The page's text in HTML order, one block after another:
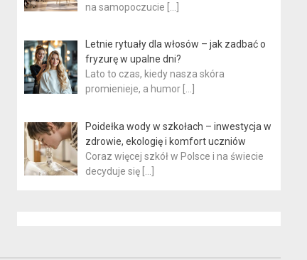
na samopoczucie
Letnie rytuały dla włosów – jak zadbać o
fryzurę w upalne dni?
Lato to czas, kiedy nasza skóra
promienieje, a humor […]
Poidełka wody w szkołach – inwestycja w
zdrowie, ekologię i komfort uczniów
Coraz więcej szkół w Polsce i na świecie
decyduje się